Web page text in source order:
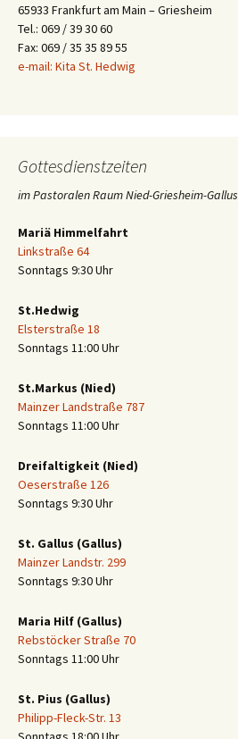
65933 Frankfurt am Main – Griesheim
Tel.: 069 / 39 30 60
Fax: 069 / 35 35 89 55
e-mail: Kita St. Hedwig
Gottesdienstzeiten
im Pastoralen Raum Nied-Griesheim-Gallus
Mariä Himmelfahrt
Linkstraße 64
Sonntags 9:30 Uhr
St.Hedwig
Elsterstraße 18
Sonntags 11:00 Uhr
St.Markus (Nied)
Mainzer Landstraße 787
Sonntags 11:00 Uhr
Dreifaltigkeit (Nied)
Oeserstraße 126
Sonntags 9:30 Uhr
St. Gallus (Gallus)
Mainzer Landstr. 299
Sonntags 9:30 Uhr
Maria Hilf (Gallus)
Rebstöcker Straße 70
Sonntags 11:00 Uhr
St. Pius (Gallus)
Philipp-Fleck-Str. 13